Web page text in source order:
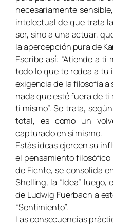
necesariamente
intelectual de que trata
ser, sino a una actuar,
la apercepción pura de
Escribe así: ”Atiende a
todo lo que te rodea a tu
exigencia de la filosofía a
nada que esté fuera de
ti mismo”. Se trata,
total, es como un
capturado en sí mismo.
Estás ideas ejercen su
el pensamiento filosófico
de Fichte, se consolida
Shelling, la “Idea”
de Ludwig Fuerbach a
“Sentimiento”.
Las consecuencias